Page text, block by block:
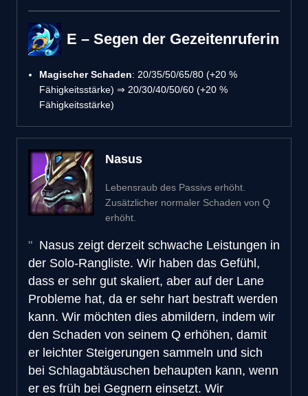
E – Segen der Gezeitenruferin
Magischer Schaden: 20/35/50/65/80 (+20 %
Fähigkeitsstärke) ⇒ 20/30/40/50/60 (+20 %
Fähigkeitsstärke)
Nasus
Lebensraub des Passivs erhöht.
Zusätzlicher normaler Schaden von Q
erhöht.
Nasus zeigt derzeit schwache Leistungen in
der Solo-Rangliste. Wir haben das Gefühl,
dass er sehr gut skaliert, aber auf der Lane
Probleme hat, da er sehr hart bestraft werden
kann. Wir möchten dies abmildern, indem wir
den Schaden von seinem Q erhöhen, damit
er leichter Steigerungen sammeln und sich
bei Schlagabtäuschen behaupten kann, wenn
er es früh bei Gegnern einsetzt. Wir